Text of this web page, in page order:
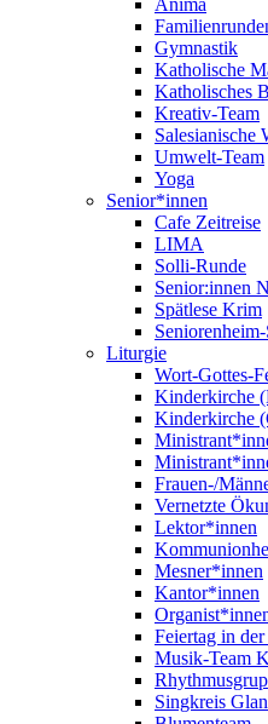
Anima
Gymnastik
Katholische
Katholisches
Kreativ-Team
Salesianische
Umwelt-Team
Yoga
Senior*innen
Cafe Zeitreise
LIMA
Solli-Runde
Senior:innen
Spätlese Krim
Liturgie
Wort-Gottes-
Kinderkirche
Kinderkirche
Frauen-/
Vernetzte
Lektor*innen
Mesner*innen
Kantor*innen
Feiertag in
Musik-Team
Singkreis